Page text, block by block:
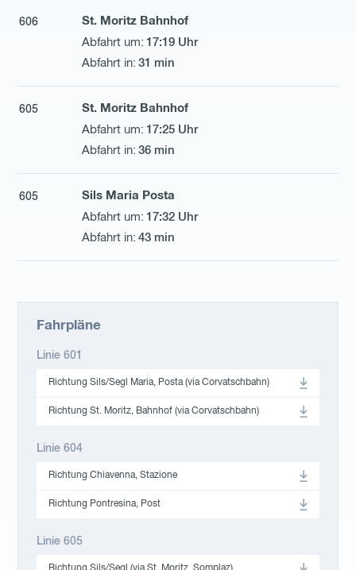
606
St. Moritz Bahnhof
17:19 Uhr
31 min
605
St. Moritz Bahnhof
17:25 Uhr
36 min
605
Sils Maria Posta
17:32 Uhr
43 min
Fahrpläne
Linie 601
Richtung Sils/Segl Maria, Posta (via Corvatschbahn)
Richtung St. Moritz, Bahnhof (via Corvatschbahn)
Linie 604
Richtung Chiavenna, Stazione
Richtung Pontresina, Post
Linie 605